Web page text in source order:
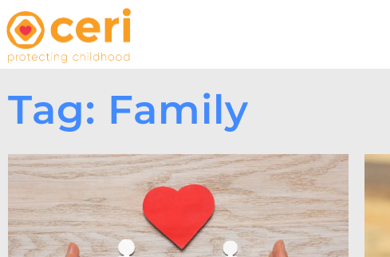
Tag: Family